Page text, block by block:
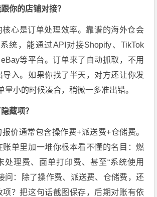
你的店铺对接？
核心是订单处理效率。靠谱的海外仓会
统，能通过API对接Shopify、TikTok
等平台。订单来了自动抓取，不用
导入。如果你找了半天，对方还让你发
量小的时候凑合，稍微一多准出错。
藏项？
价通常包含操作费+派送费+仓储费。
账单里加一堆你根本看不懂的名目：燃
处理费、面单打印费、甚至“系统使用
问：除了操作费、派送费、仓储费，还
项？把这句话截图保存，后期对账有依